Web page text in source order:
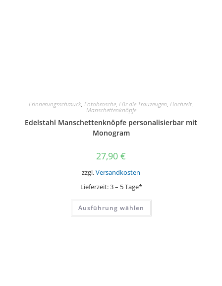
Erinnerungsschmuck, Fotobrosche, Für die Trauzeugen, Hochzeit,
Manschettenknöpfe
Edelstahl Manschettenknöpfe personalisierbar mit
Monogram
27,90 €
zzgl.Versandkosten
Lieferzeit:3 – 5 Tage*
Ausführung wählen
Dieses
weist